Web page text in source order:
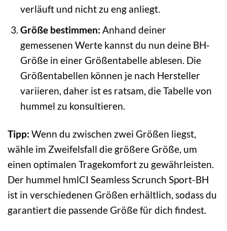
verläuft und nicht zu eng anliegt.
Größe bestimmen: Anhand deiner
gemessenen Werte kannst du nun deine BH-
Größe in einer Größentabelle ablesen. Die
Größentabellen können je nach Hersteller
variieren, daher ist es ratsam, die Tabelle von
hummel zu konsultieren.
Tipp: Wenn du zwischen zwei Größen liegst,
wähle im Zweifelsfall die größere Größe, um
einen optimalen Tragekomfort zu gewährleisten.
Der hummel hmlCI Seamless Scrunch Sport-BH
ist in verschiedenen Größen erhältlich, sodass du
garantiert die passende Größe für dich findest.